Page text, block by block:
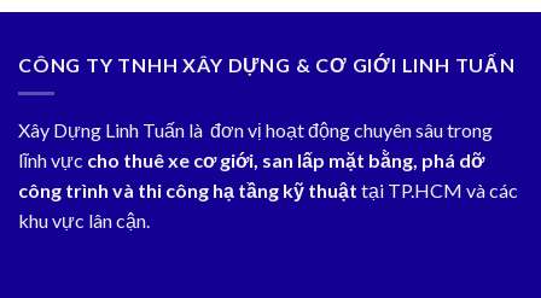
TPHCM
Giá
từ
1,8tr/md
CÔNG TY TNHH XÂY DỰNG & CƠ GIỚI LINH TUẤN
Xây Dựng Linh Tuấn là đơn vị hoạt động chuyên sâu trong
lĩnh vực cho thuê xe cơ giới, san lấp mặt bằng, phá dỡ
công trình và thi công hạ tầng kỹ thuật tại TP.HCM và các
khu vực lân cận.